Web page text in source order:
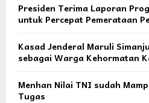
Presiden Terima Laporan
untuk Percepat Pemerataan
Kasad Jenderal Maruli
sebagai Warga Kehormatan
Menhan Nilai TNI sudah
Tugas